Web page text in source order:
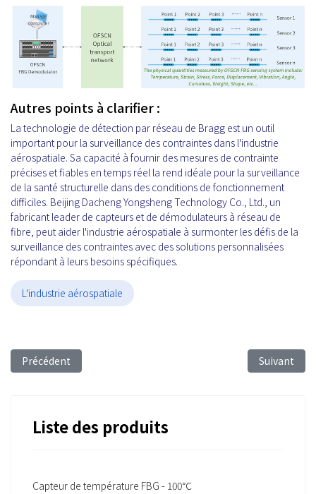
Autres points à clarifier :
La technologie de détection par réseau de Bragg est un outil
important pour la surveillance des contraintes dans l'industrie
aérospatiale. Sa capacité à fournir des mesures de contrainte
précises et fiables en temps réel la rend idéale pour la surveillance
de la santé structurelle dans des conditions de fonctionnement
difficiles. Beijing Dacheng Yongsheng Technology Co., Ltd., un
fabricant leader de capteurs et de démodulateurs à réseau de
fibre, peut aider l'industrie aérospatiale à surmonter les défis de la
surveillance des contraintes avec des solutions personnalisées
répondant à leurs besoins spécifiques.
L'industrie aérospatiale
Article précédent : FBG Sensing Technology for Aircraft
Précédent Article
Suivant
Liste des produits
Capteur de température FBG - 100℃